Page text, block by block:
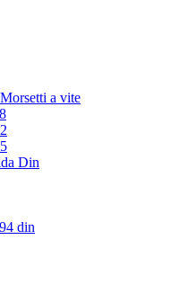
a vite
Din
din